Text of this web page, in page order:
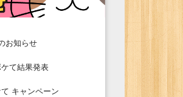
お知らせ
て結果発表
キャンペーン